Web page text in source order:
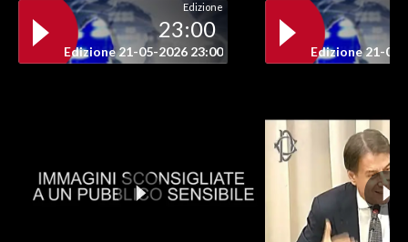
INSULARITÀ
PUBBLICITÀ
Edizione
23:00
Edizione 21-05-2026 23:00 Edizione 21-05-